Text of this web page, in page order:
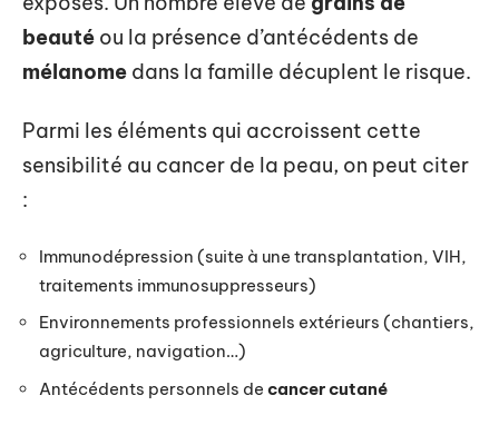
beauté ou la présence d’antécédents de
mélanome dans la famille décuplent le risque.
Parmi les éléments qui accroissent cette
sensibilité au cancer de la peau, on peut citer
:
Immunodépression (suite à une transplantation, VIH,
traitements immunosuppresseurs)
Environnements professionnels extérieurs (chantiers,
agriculture, navigation…)
Antécédents personnels de cancer cutané